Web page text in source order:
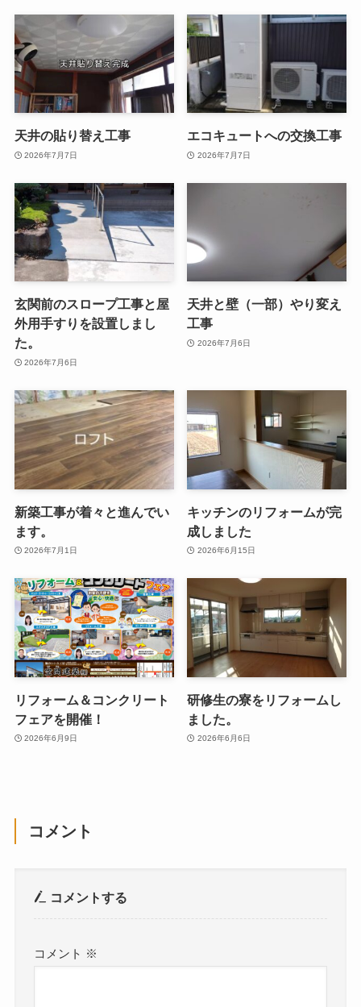
天井の貼り替え工事
2026年7月7日
エコキュートへの交換工事
2026年7月7日
玄関前のスロープ工事と屋
外用手すりを設置しまし
た。
2026年7月6日
天井と壁（一部）やり変え
工事
2026年7月6日
新築工事が着々と進んでい
ます。
2026年7月1日
キッチンのリフォームが完
成しました
2026年6月15日
リフォーム＆コンクリート
フェアを開催！
2026年6月9日
研修生の寮をリフォームし
ました。
2026年6月6日
コメント
コメントする
コメント ※